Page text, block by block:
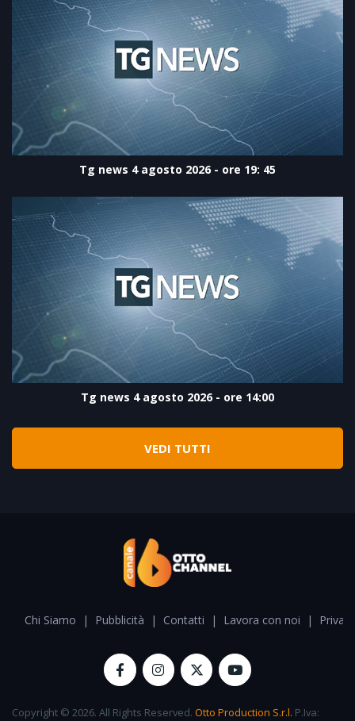
Tg news 4 agosto 2026 - ore 19: 45
Tg news 4 agosto 2026 - ore 14:00
VEDI TUTTI
Chi Siamo | Pubblicità | Contatti | Lavora con noi |
Copyright © 2026. All Rights Reserved. Otto Production S.r.l. P.Iva: